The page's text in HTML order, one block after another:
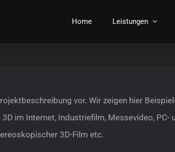
Home Leistungen
vor. Wir zeigen hier
im Internet, Industriefilm, Messevideo, PC-
3D-Film etc.